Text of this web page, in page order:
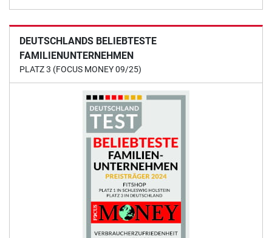
DEUTSCHLANDS BELIEBTESTE
FAMILIENUNTERNEHMEN
PLATZ 3 (FOCUS MONEY 09/25)